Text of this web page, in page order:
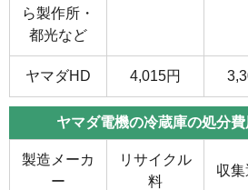
ら製作所・
都光など
ヤマダHD 4,015円
ヤマダ電機の冷蔵庫の処分費
製造メーカ
ー
リサイクル
料
収